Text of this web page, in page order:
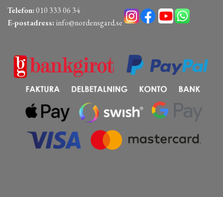
Telefon:010 333 06 34
E-postadress: info@nordensgard.se